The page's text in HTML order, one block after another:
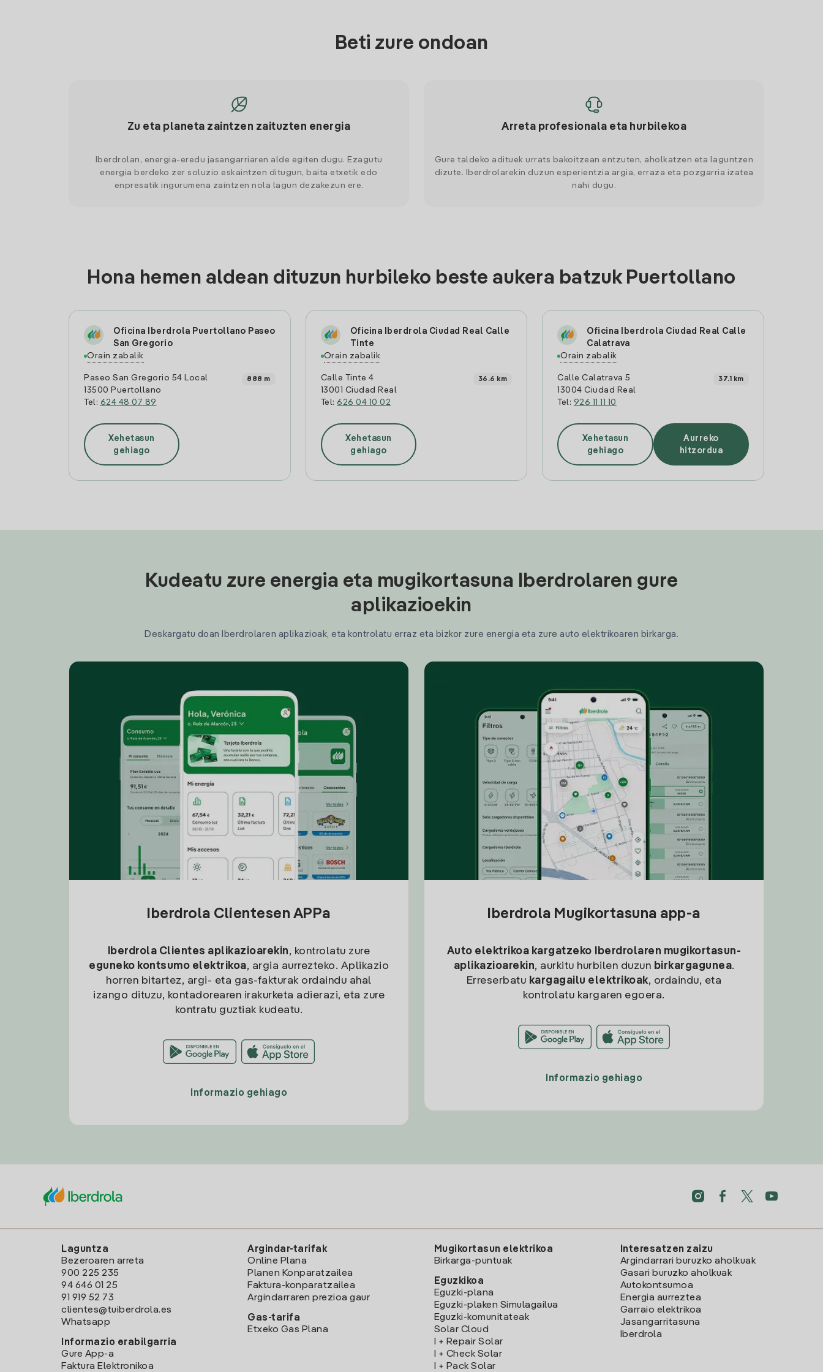
Beti zure ondoan
Zu eta planeta zaintzen zaituzten energia
Iberdrolan, energia-eredu jasangarriaren alde egiten dugu. Ezagutu
energia berdeko zer soluzio eskaintzen ditugun, baita etxetik edo
enpresatik ingurumena zaintzen nola lagun dezakezun ere.
Arreta profesionala eta hurbilekoa
Gure taldeko adituek urrats bakoitzean entzuten, aholkatzen eta laguntzen
dizute. Iberdrolarekin duzun esperientzia argia, erraza eta pozgarria izatea
nahi dugu.
Hona hemen aldean dituzun hurbileko beste aukera batzuk Puertollano
Oficina Iberdrola Puertollano Paseo
San Gregorio
Orain zabalik
Paseo San Gregorio 54 Local
13500 Puertollano
Tel: 624 48 07 89
888 m
Xehetasun
gehiago
Oficina Iberdrola Ciudad Real Calle
Tinte
Orain zabalik
Calle Tinte 4
13001 Ciudad Real
Tel:626 04 10 02
36.6 km
Xehetasun
gehiago
Oficina Iberdrola Ciudad Real Calle
Calatrava
Orain zabalik
Calle Calatrava 5
13004 Ciudad Real
Tel: 926 11 11 10
37.1 km
Xehetasun
gehiago
Aurreko
hitzordua
Kudeatu zure energia eta mugikortasuna Iberdrolaren gure
aplikazioekin
Deskargatu doan Iberdrolaren aplikazioak, eta kontrolatu erraz eta bizkor zure energia eta zure auto elektrikoaren birkarga.
Iberdrola Clientesen APPa
Iberdrola Clientes aplikazioarekin, kontrolatu zure
eguneko kontsumo elektrikoa, argia aurrezteko. Aplikazio
horren bitartez, argi- eta gas-fakturak ordaindu ahal
izango dituzu, kontadorearen irakurketa adierazi, eta zure
kontratu guztiak kudeatu.
Informazio gehiago
Iberdrola Mugikortasuna app-a
Auto elektrikoa kargatzeko
Iberdrolaren mugikortasun-
aplikazioarekin, aurkitu hurbilen duzun birkargagunea.
Erreserbatu kargagailu elektrikoak, ordaindu, eta
kontrolatu kargaren egoera.
Informazio gehiago
Laguntza
Bezeroaren arreta
900 225 235
94 646 01 25
91 919 52 73
clientes@tuiberdrola.es
Whatsapp
Informazio erabilgarria
Gure App-a
Faktura Elektronikoa
Argindar-tarifak
Online Plana
Planen Konparatzailea
Faktura-konparatzailea
Argindarraren prezioa gaur
Gas-tarifa
Etxeko Gas Plana
Mugikortasun elektrikoa
Birkarga-puntuak
Eguzkikoa
Eguzki-plana
Eguzki-plaken Simulagailua
Eguzki-komunitateak
Solar Cloud
I + Repair Solar
I + Check Solar
I + Pack Solar
Interesatzen zaizu
Argindarrari buruzko aholkuak
Gasari buruzko aholkuak
Autokontsumoa
Energia aurreztea
Garraio elektrikoa
Jasangarritasuna
Iberdrola